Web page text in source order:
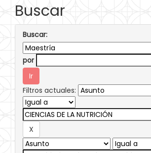
Buscar
Buscar:
por
Filtros actuales: